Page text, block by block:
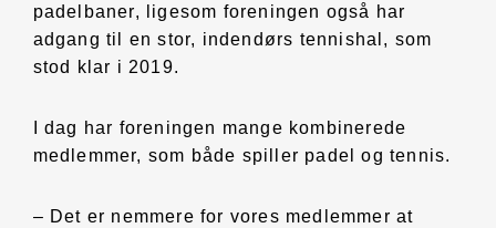
padelbaner, ligesom foreningen også har
adgang til en stor, indendørs tennishal, som
stod klar i 2019.
I dag har foreningen mange kombinerede
medlemmer, som både spiller padel og tennis.
– Det er nemmere for vores medlemmer at